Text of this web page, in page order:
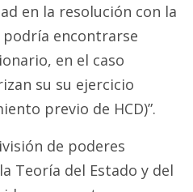
en la resolución con la
encontrarse
en el caso
su su ejercicio
previo de HCD)”.
de poderes
Teoría del Estado y del